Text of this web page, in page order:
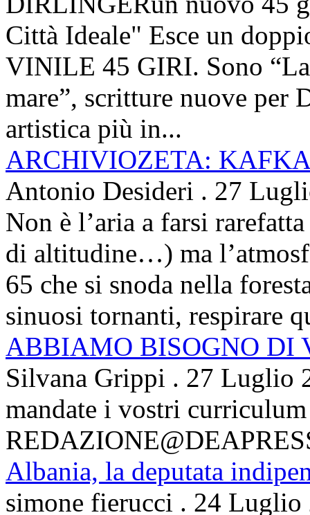
Città Ideale" Esce un
VINILE 45 GIRI. Sono
mare”, scritture nuove per
artistica più in...
ARCHIVIOZETA:
Antonio Desideri . 27
Non è l’aria a farsi
di altitudine…) ma
65 che si snoda nella
sinuosi tornanti, respirare
ABBIAMO BISOGNO DI
Silvana Grippi . 27 Luglio
mandate i vostri
Albania, la deputata
simone fierucci . 24 Luglio